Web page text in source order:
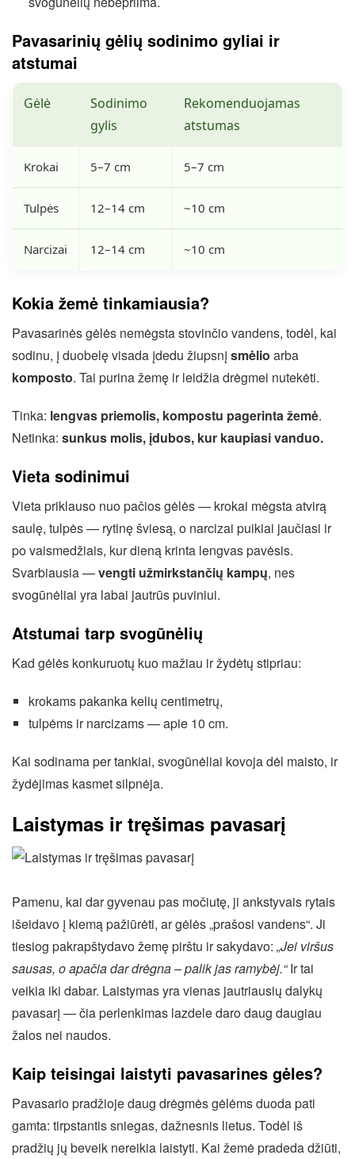
Pavasarinių gėlių sodinimo gyliai ir
atstumai
Gėlė
Sodinimo
gylis
Rekomenduojamas
atstumas
Krokai 5–7 cm 5–7 cm
Tulpės 12–14 cm ~10 cm
Narcizai 12–14 cm ~10 cm
Kokia žemė tinkamiausia?
Pavasarinės gėlės nemėgsta stovinčio vandens, todėl, kai
sodinu, į duobelę visada įdedu žiupsnį smėlio arba
komposto. Tai purina žemę ir leidžia drėgmei nutekėti.
Tinka: lengvas priemolis, kompostu pagerinta žemė.
Netinka: sunkus molis, įdubos, kur kaupiasi vanduo.
Vieta sodinimui
Vieta priklauso nuo pačios gėlės — krokai mėgsta atvirą
saulę, tulpės — rytinę šviesą, o narcizai puikiai jaučiasi ir
po vaismedžiais, kur dieną krinta lengvas pavėsis.
Svarbiausia —vengti užmirkstančių kampų, nes
svogūnėliai yra labai jautrūs puviniui.
Atstumai tarp svogūnėlių
Kad gėlės konkuruotų kuo mažiau ir žydėtų stipriau:
krokams pakanka kelių centimetrų,
tulpėms ir narcizams — apie 10 cm.
Kai sodinama per tankiai, svogūnėliai kovoja dėl maisto, ir
žydėjimas kasmet silpnėja.
Laistymas ir tręšimas pavasarį
Pamenu, kai dar gyvenau pas močiutę, ji ankstyvais rytais
išeidavo į kiemą pažiūrėti, ar gėlės „prašosi vandens“. Ji
tiesiog pakrapštydavo žemę pirštu ir sakydavo: „Jei viršus
sausas, o apačia dar drėgna – palik jas ramybėj.“Ir tai
veikia iki dabar. Laistymas yra vienas jautriausių dalykų
pavasarį — čia perlenkimas lazdele daro daug daugiau
žalos nei naudos.
Kaip teisingai laistyti pavasarines gėles?
Pavasario pradžioje daug drėgmės gėlėms duoda pati
gamta: tirpstantis sniegas, dažnesnis lietus. Todėl iš
pradžių jų beveik nereikia laistyti. Kai žemė pradeda džiūti,